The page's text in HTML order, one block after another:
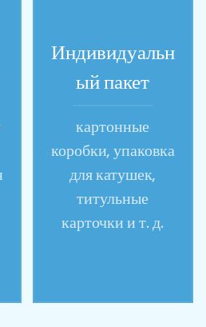
Индивидуальн
ый пакет
картонные
коробки, упаковка
для катушек,
титульные
карточки и т. д.